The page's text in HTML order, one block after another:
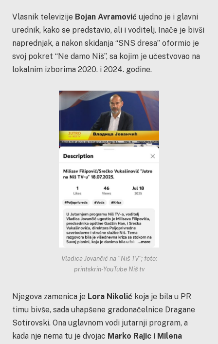
Vlasnik televizije Bojan Avramović ujedno je i glavni
urednik, kako se predstavio, ali i voditelj. Inače je bivši
naprednjak, a nakon skidanja “SNS dresa” oformio je
svoj pokret “Ne damo Niš”, sa kojim je učestvovao na
lokalnim izborima 2020. i 2024. godine.
Vladica Jovančić na “Niš TV”; foto:
printskrin-YouTube Niš tv
Njegova zamenica je Lora Nikolić koja je bila u PR
timu bivše, sada uhapšene gradonačelnice Dragane
Sotirovski. Ona uglavnom vodi jutarnji program, a
kada nje nema tu je dvojac Marko Rajic i Milena